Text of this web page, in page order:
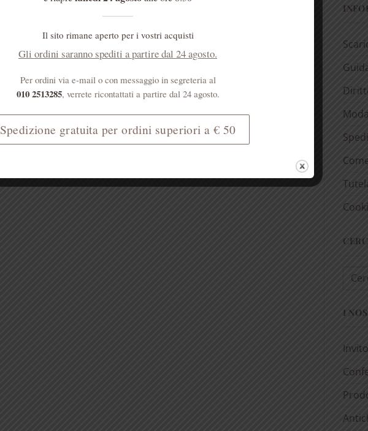
Cerca:
I
Il sito rimane aperto per i vostri acquisti
Gli ordini saranno spediti a partire dal 24 agosto.
Per ordini via e-mail o con messaggio in segreteria al
010 2513285, verrete ricontattati a partire dal 24 agosto.
Spedizione gratuita per ordini superiori a € 50